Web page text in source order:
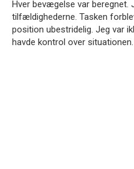
Hver bevægelse var beregnet.
tilfældighederne. Tasken
position ubestridelig. Jeg var
havde kontrol over situationen.